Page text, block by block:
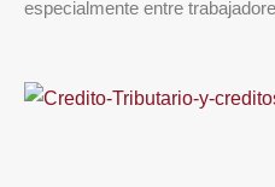
especialmente entre